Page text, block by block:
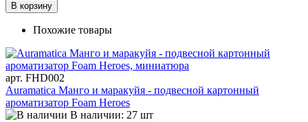
В корзину
Похожие товары
арт. FHD002
Auramatica Манго и маракуйя - подвесной картонный
ароматизатор Foam Heroes
В наличии: 27 шт